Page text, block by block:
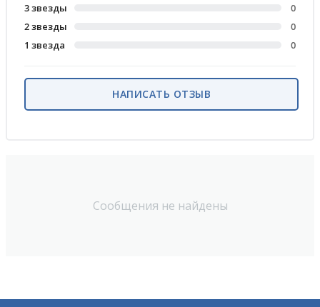
Сообщения не найдены
3 звезды
0
2 звезды
0
1 звезда
0
НАПИСАТЬ ОТЗЫВ